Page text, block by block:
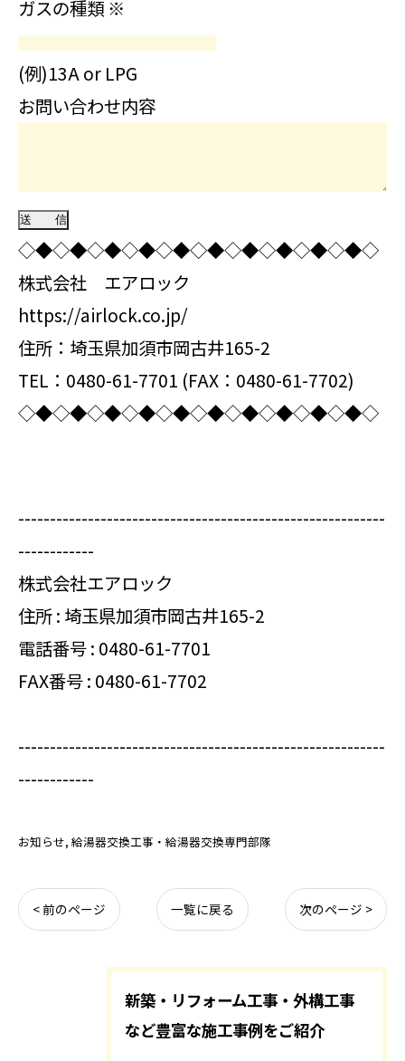
ガスの種類 ※
(例)13A or LPG
お問い合わせ内容
◇◆◇◆◇◆◇◆◇◆◇◆◇◆◇◆◇◆◇◆◇
株式会社 エアロック
https://airlock.co.jp/
住所：埼玉県加須市岡古井165-2
TEL：0480-61-7701 (FAX：0480-61-7702)
◇◆◇◆◇◆◇◆◇◆◇◆◇◆◇◆◇◆◇◆◇
----------------------------------------------------------
------------
株式会社エアロック
住所 : 埼玉県加須市岡古井165-2
電話番号 : 0480-61-7701
FAX番号 : 0480-61-7702
----------------------------------------------------------
------------
お知らせ 給湯器交換工事・給湯器交換専門部隊
< 前のページ 一覧に戻る 次のページ >
新築・リフォーム工事・外構工事
など豊富な施工事例をご紹介